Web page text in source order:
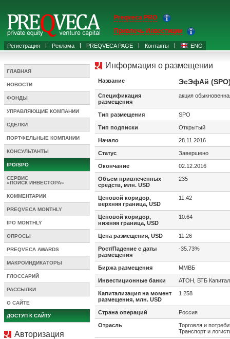
Регистрация Реклама PREQVECA PAGE Контакты ENG
Preqveca PRO
Привлечь Инвестиции
ГЛАВНАЯ
НОВОСТИ
ФОНДЫ
УПРАВЛЯЮЩИЕ КОМПАНИИ
СДЕЛКИ
ПОРТФЕЛЬНЫЕ КОМПАНИИ
КОНСУЛЬТАНТЫ
IPO/SPO
СЕРВИС
«ПОИСК ИНВЕСТОРА»
КОММЕНТАРИИ
PREQVECA MONTHLY
IPO MONTHLY
ОПРОСЫ
PREQVECA AWARDS
МАКРОИНДИКАТОРЫ
ГЛОССАРИЙ
РАССЫЛКИ
О САЙТЕ
ДОСТУП К САЙТУ
Авторизация
Информация о размещении
Название ЭсЭфАй
Спецификация
размещения
акция
Тип размещения SPO
Тип подписки Открытый
Начало 28.11.2016
Статус Завершено
Окончание 02.12.2016
Объем привлеченных
средств, млн. USD
235
Ценовой коридор,
верхняя граница, USD
11.42
Ценовой коридор,
нижняя граница, USD
10.64
Цена размещения, USD 11.26
Рост/Падение с даты
размещения
-35.73%
Биржа размещения ММВБ
Инвестиционные банки АТОН, ВТБ Капитал
Капитализация на момент
размещения, млн. USD
1 258
Страна операций Россия
Отрасль
Торговля и
Транспорт и